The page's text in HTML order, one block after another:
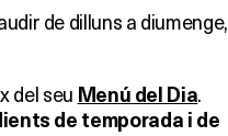
de dilluns a diumenge,
del seu Menú del Dia.
de temporada i de